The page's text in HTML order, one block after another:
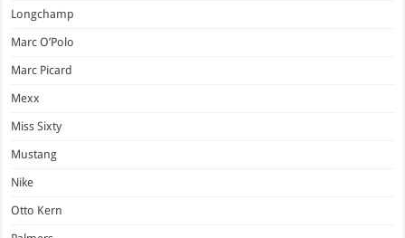
Longchamp
Marc O’Polo
Marc Picard
Mexx
Miss Sixty
Mustang
Nike
Otto Kern